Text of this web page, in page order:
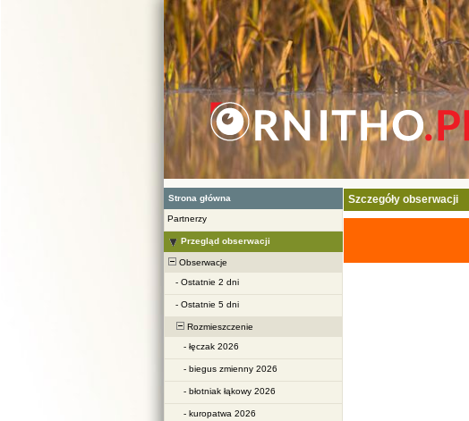
Strona główna
Partnerzy
Przegląd obserwacji
Obserwacje
- Ostatnie 2 dni
- Ostatnie 5 dni
Rozmieszczenie
- łęczak 2026
- biegus zmienny 2026
- błotniak łąkowy 2026
- kuropatwa 2026
Szczegóły obserwacji